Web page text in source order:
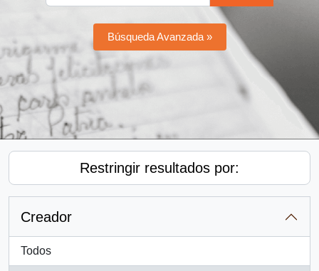
Búsqueda Avanzada »
Restringir resultados por:
Creador
Todos